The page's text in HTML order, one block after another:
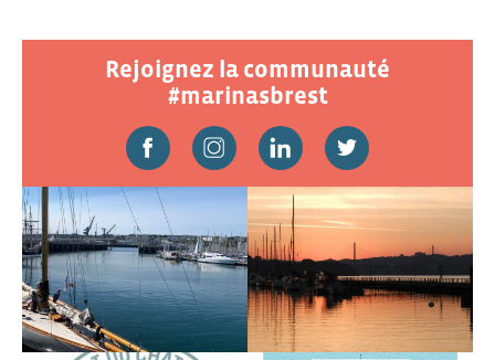
Rejoignez la communauté
#marinasbrest